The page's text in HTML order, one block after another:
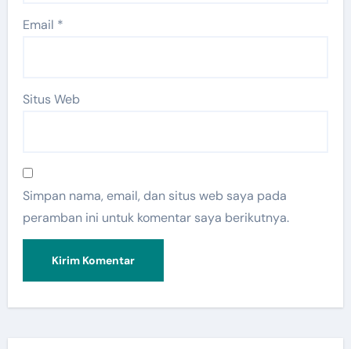
Email *
Situs Web
Simpan nama, email, dan situs web saya pada
peramban ini untuk komentar saya berikutnya.